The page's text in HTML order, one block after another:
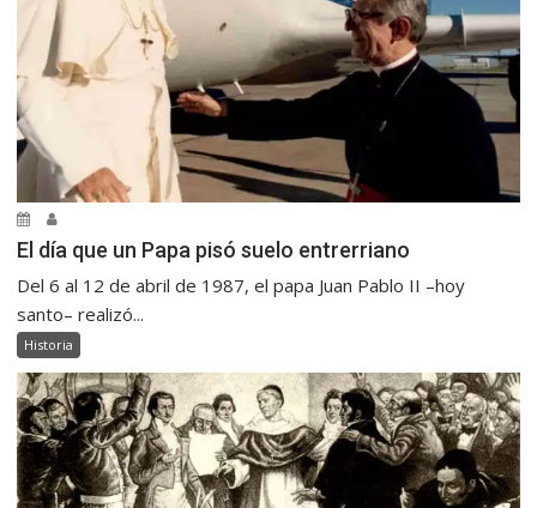
El día que un Papa pisó suelo entrerriano
Del 6 al 12 de abril de 1987, el papa Juan Pablo II –hoy
santo– realizó...
Historia